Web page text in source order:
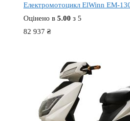
Електромотоцикл ElWinn EM-
Оцінено в 5.00 з 5
82 937 ₴